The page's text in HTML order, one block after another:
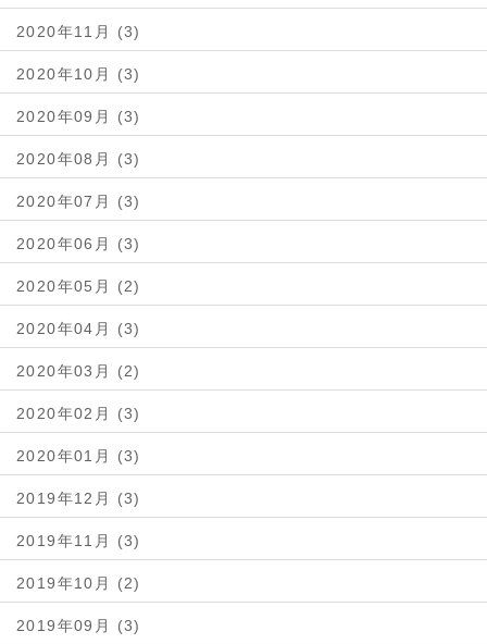
2020年11月 (3)
2020年10月 (3)
2020年09月 (3)
2020年08月 (3)
2020年07月 (3)
2020年06月 (3)
2020年05月 (2)
2020年04月 (3)
2020年03月 (2)
2020年02月 (3)
2020年01月 (3)
2019年12月 (3)
2019年11月 (3)
2019年10月 (2)
2019年09月 (3)